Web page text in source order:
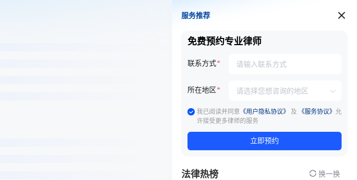
服务推荐
服务推荐
免费预约专业律师
联系方式
所在地区
我已阅读并同意 《用户隐私协议》 及 《服务协议》 允
许接受更多律师的服务
立即预约
法律热榜 换一换